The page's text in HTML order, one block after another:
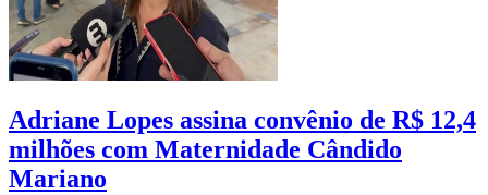
Adriane Lopes assina convênio de R$ 12,4
milhões com Maternidade Cândido
Mariano